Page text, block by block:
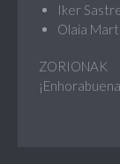
Iker
Olaia
ZORIONAK